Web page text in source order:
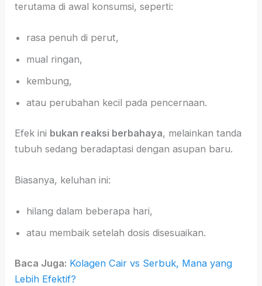
terutama di awal konsumsi, seperti:
rasa penuh di perut,
mual ringan,
kembung,
atau perubahan kecil pada pencernaan.
Efek ini bukan reaksi berbahaya, melainkan tanda
tubuh sedang beradaptasi dengan asupan baru.
Biasanya, keluhan ini:
hilang dalam beberapa hari,
atau membaik setelah dosis disesuaikan.
Baca Juga: Kolagen Cair vs Serbuk, Mana yang
Lebih Efektif?